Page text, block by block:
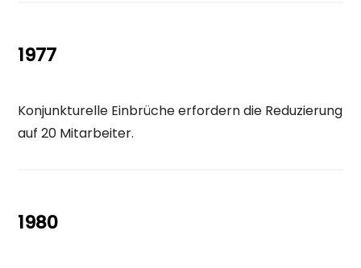
1977
Konjunkturelle Einbrüche erfordern die Reduzierung
auf 20 Mitarbeiter.
1980